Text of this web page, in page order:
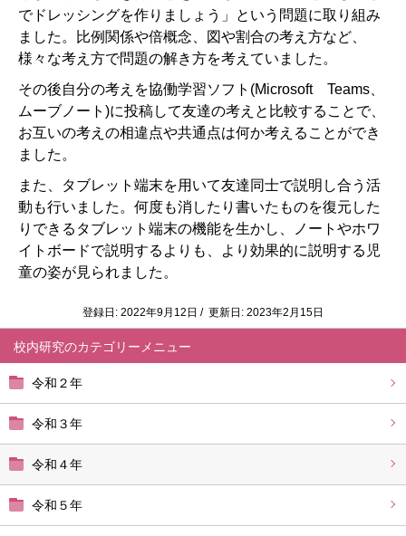
校内研究
令和２年
令和３年
令和４年
令和５年
でドレッシングを作りましょう」という問題に取り組み
ました。比例関係や倍概念、図や割合の考え方など、
様々な考え方で問題の解き方を考えていました。
その後自分の考えを協働学習ソフト (Microsoft Teams
ムーブノート )に投稿して友達の考えと比較することで、
お互いの考えの相違点や共通点は何か考えることができ
ました。
また、タブレット端末を用いて友達同士で説明し合う活
動も行いました。何度も消したり書いたものを復元した
りできるタブレット端末の機能を生かし、ノートやホワ
イトボードで説明するよりも、より効果的に説明する児
童の姿が見られました。
登録日: 2022年9月12日 / 更新日: 2023年2月15日